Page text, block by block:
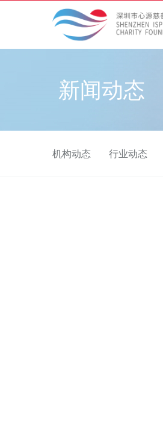
新闻动态
机构动态 行业动态